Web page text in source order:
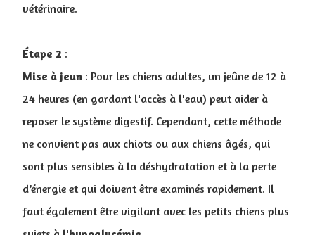
vétérinaire.
Étape 2 :
Mise à jeun : Pour les chiens adultes, un jeûne de 12 à
24 heures (en gardant l'accès à l'eau) peut aider à
reposer le système digestif. Cependant, cette méthode
ne convient pas aux chiots ou aux chiens âgés, qui
sont plus sensibles à la déshydratation et à la perte
d’énergie et qui doivent être examinés rapidement. Il
faut également être vigilant avec les petits chiens plus